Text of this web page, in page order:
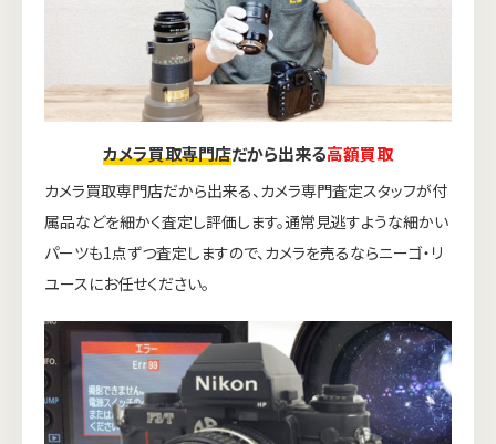
カメラ買取専門店だから出来る高額買取
カメラ買取専門店だから出来る、カメラ専門査定スタッフが付
属品などを細かく査定し評価します。通常見逃すような細かい
パーツも1点ずつ査定しますので、カメラを売るならニーゴ・リ
ユースにお任せください。